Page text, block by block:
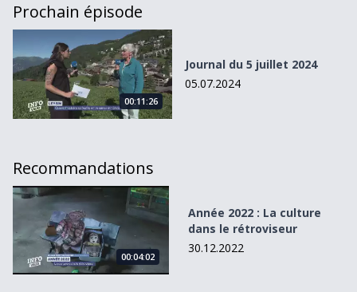
Prochain épisode
Journal du 5 juillet 2024
00:11:26
Journal du 5 juillet 2024
05.07.2024
Recommandations
Année 2022 : La culture dans le rétroviseur
00:04:02
Année 2022 : La culture
dans le rétroviseur
30.12.2022